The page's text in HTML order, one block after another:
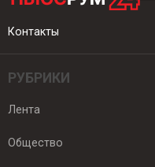
Контакты
РУБРИКИ
Лента
Общество